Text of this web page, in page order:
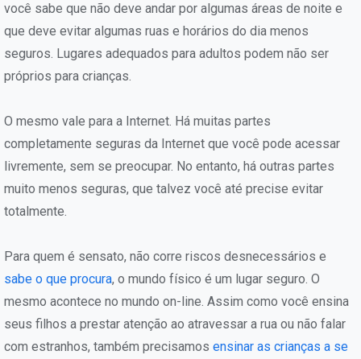
você sabe que não deve andar por algumas áreas de noite e
que deve evitar algumas ruas e horários do dia menos
seguros. Lugares adequados para adultos podem não ser
próprios para crianças.
O mesmo vale para a Internet. Há muitas partes
completamente seguras da Internet que você pode acessar
livremente, sem se preocupar. No entanto, há outras partes
muito menos seguras, que talvez você até precise evitar
totalmente.
Para quem é sensato, não corre riscos desnecessários e
sabe o que procura, o mundo físico é um lugar seguro. O
mesmo acontece no mundo on-line. Assim como você ensina
seus filhos a prestar atenção ao atravessar a rua ou não falar
com estranhos, também precisamos ensinar as crianças a se